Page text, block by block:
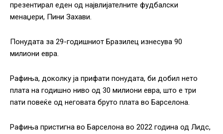
презентирал еден од највлијателните фудбалски
менаџери, Пини Захави.
Понудата за 29-годишниот Бразилец изнесува 90
милиони евра.
Рафиња, доколку ја прифати понудата, би добил нето
плата на годишно ниво од 30 милиони евра, што е три
пати повеќе од неговата бруто плата во Барселона.
Рафиња пристигна во Барселона во 2022 година од Лидс,